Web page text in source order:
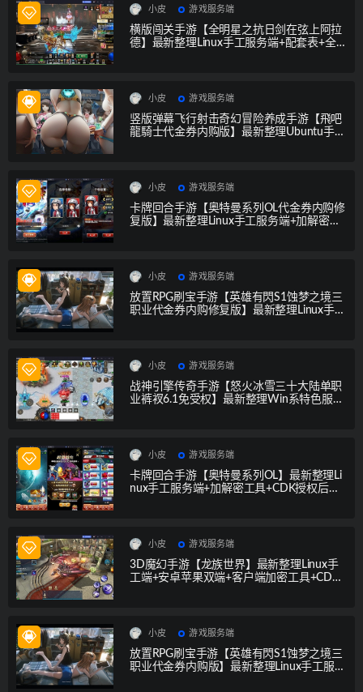
小皮 游戏服务端
横版闯关手游【全明星之抗日剑在弦上阿拉
德】最新整理Linux手工服务端+配套表+全
小皮 游戏服务端
竖版弹幕飞行射击奇幻冒险养成手游【飛吧
龍騎士代金券内购版】最新整理Ubuntu手工
小皮 游戏服务端
卡牌回合手游【奥特曼系列OL代金券内购修
复版】最新整理Linux手工服务端+加解密工
小皮 游戏服务端
放置RPG刷宝手游【英雄有閃S1蚀梦之境三
职业代金券内购修复版】最新整理Linux手工
小皮 游戏服务端
战神引擎传奇手游【怒火冰雪三十大陆单职
业裤衩6.1免受权】最新整理Win系特色服务
小皮 游戏服务端
卡牌回合手游【奥特曼系列OL】最新整理Li
nux手工服务端+加解密工具+CDK授权后台
小皮 游戏服务端
3D魔幻手游【龙族世界】最新整理Linux手
工端+安卓苹果双端+客户端加密工具+CDK
小皮 游戏服务端
放置RPG刷宝手游【英雄有閃S1蚀梦之境三
职业代金券内购版】最新整理Linux手工服务